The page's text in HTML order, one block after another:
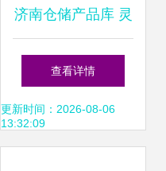
济南仓储产品库 灵
动租赁，高效赋能
—— 探秘山东产品
查看详情
更新时间：2026-08-06
13:32:09